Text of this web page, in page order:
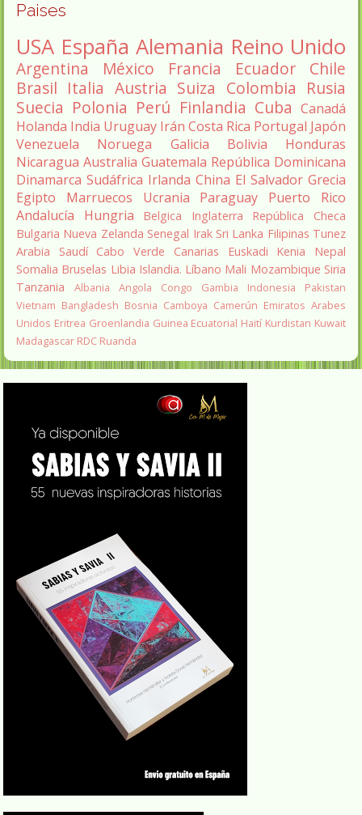
Paises
USA España Alemania Reino Unido
Argentina México Francia Ecuador
Chile
Brasil Italia Austria Suiza Colombia Rusia
Suecia Polonia Perú Finlandia Cuba Canadá
Holanda India Uruguay Irán Costa Rica Portugal Japón
Venezuela
Noruega Galicia Bolivia
Honduras
Nicaragua Australia Guatemala República Dominicana
Dinamarca Sudáfrica Irlanda China El Salvador Grecia
Egipto
Marruecos Ucrania Paraguay
Puerto Rico
Andalucía
Hungria Belgica Inglaterra
República Checa
Bulgaria Nueva Zelanda Senegal Irak Sri Lanka Filipinas Tunez
Arabia Saudí Cabo Verde Canarias Euskadi Kenia
Nepal
Somalia Bruselas Libia Islandia. Líbano Mali Mozambique Siria
Tanzania
Albania Angola Congo Gambia Indonesia
Pakistan
Vietnam Bangladesh Bosnia Camboya Camerún Emiratos Arabes
Unidos Eritrea Groenlandia Guinea Ecuatorial Haití Kurdistan Kuwait
Madagascar RDC Ruanda